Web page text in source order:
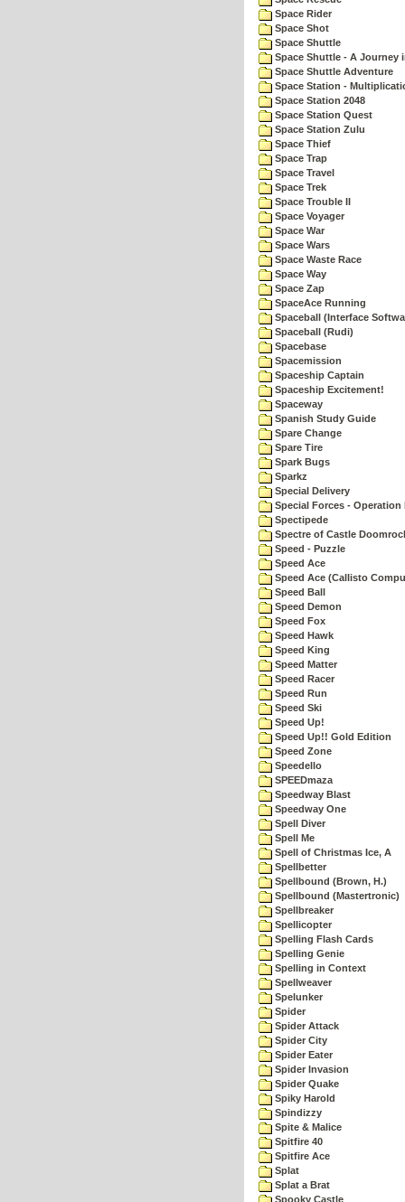
Space Rider
Space Shot
Space Shuttle
Space Shuttle - A Journey
Space Shuttle Adventure
Space Station -
Space Station 2048
Space Station Quest
Space Station Zulu
Space Thief
Space Trap
Space Travel
Space Trek
Space Trouble II
Space Voyager
Space War
Space Wars
Space Waste Race
Space Way
Space Zap
SpaceAce Running
Spaceball (Interface
Spaceball (Rudi)
Spacebase
Spacemission
Spaceship Captain
Spaceship Excitement!
Spaceway
Spanish Study Guide
Spare Change
Spare Tire
Spark Bugs
Sparkz
Special Delivery
Special Forces - Operation
Spectipede
Spectre of Castle
Speed - Puzzle
Speed Ace
Speed Ace (Callisto
Speed Ball
Speed Demon
Speed Fox
Speed Hawk
Speed King
Speed Matter
Speed Racer
Speed Run
Speed Ski
Speed Up!
Speed Up!! Gold Edition
Speed Zone
Speedello
SPEEDmaza
Speedway Blast
Speedway One
Spell Diver
Spell Me
Spell of Christmas Ice, A
Spellbetter
Spellbound (Brown, H.)
Spellbound (Mastertronic)
Spellbreaker
Spellicopter
Spelling Flash Cards
Spelling Genie
Spelling in Context
Spellweaver
Spelunker
Spider
Spider Attack
Spider City
Spider Eater
Spider Invasion
Spider Quake
Spiky Harold
Spindizzy
Spite & Malice
Spitfire 40
Spitfire Ace
Splat
Splat a Brat
Spooky Castle